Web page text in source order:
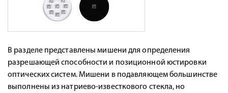
В разделе представлены мишени для определения
разрешающей способности и позиционной юстировки
оптических систем. Мишени в подавляющем большинстве
выполнены из натриево-известкового стекла, но